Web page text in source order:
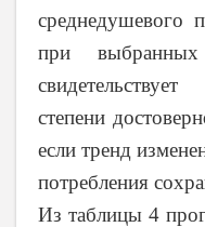
среднедушевого
при
степени
если тренд
потребления
Из таблицы 4